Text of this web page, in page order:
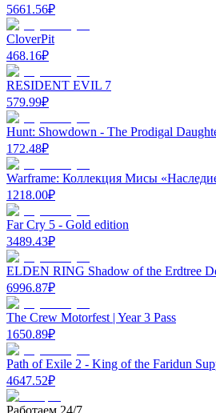
5661.56₽
CloverPit
468.16₽
RESIDENT EVIL 7
579.99₽
Hunt: Showdown - The Prodigal
172.48₽
Warframe: Коллекция Мисы
1218.00₽
Far Cry 5 - Gold edition
3489.43₽
ELDEN RING Shadow of the Erdtree
6996.87₽
The Crew Motorfest | Year 3 Pass
1650.89₽
Path of Exile 2 - King of the Faridun
4647.52₽
Работаем 24/7